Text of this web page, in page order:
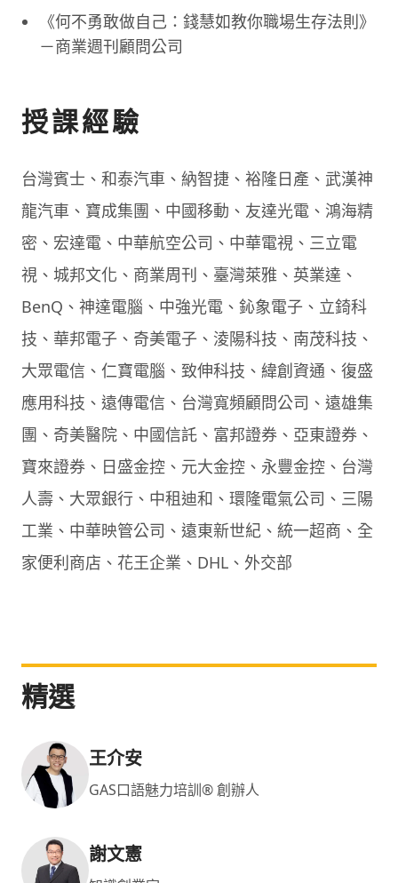
《何不勇敢做自己：錢慧如教你職場生存法則》
－商業週刊顧問公司
授課經驗
台灣賓士、和泰汽車、納智捷、裕隆日產、武漢神
龍汽車、寶成集團、中國移動、友達光電、鴻海精
密、宏達電、中華航空公司、中華電視、三立電
視、城邦文化、商業周刊、臺灣萊雅、英業達、
BenQ、神達電腦、中強光電、鈊象電子、立錡科
技、華邦電子、奇美電子、淩陽科技、南茂科技、
大眾電信、仁寶電腦、致伸科技、緯創資通、復盛
應用科技、遠傳電信、台灣寬頻顧問公司、遠雄集
團、奇美醫院、中國信託、富邦證券、亞東證券、
寶來證券、日盛金控、元大金控、永豐金控、台灣
人壽、大眾銀行、中租迪和、環隆電氣公司、三陽
工業、中華映管公司、遠東新世紀、統一超商、全
家便利商店、花王企業、DHL、外交部
精選
王介安
GAS口語魅力培訓® 創辦人
謝文憲